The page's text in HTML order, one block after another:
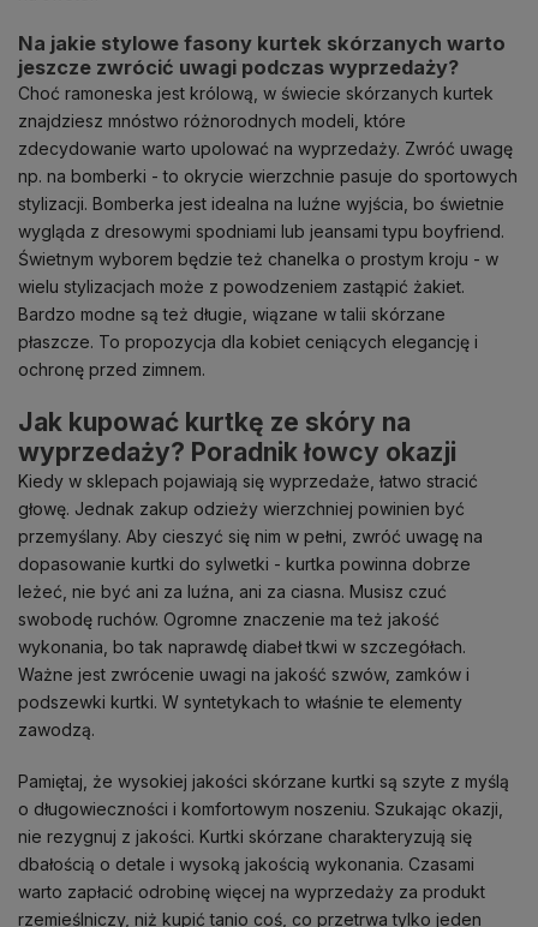
Na jakie stylowe fasony kurtek skórzanych warto
jeszcze zwrócić uwagi podczas wyprzedaży?
Choć ramoneska jest królową, w świecie skórzanych kurtek
znajdziesz mnóstwo różnorodnych modeli, które
zdecydowanie warto upolować na wyprzedaży. Zwróć uwagę
np. na bomberki - to okrycie wierzchnie pasuje do sportowych
stylizacji. Bomberka jest idealna na luźne wyjścia, bo świetnie
wygląda z dresowymi spodniami lub jeansami typu boyfriend.
Świetnym wyborem będzie też chanelka o prostym kroju - w
wielu stylizacjach może z powodzeniem zastąpić żakiet.
Bardzo modne są też długie, wiązane w talii skórzane
płaszcze. To propozycja dla kobiet ceniących elegancję i
ochronę przed zimnem.
Jak kupować kurtkę ze skóry na
wyprzedaży? Poradnik łowcy okazji
Kiedy w sklepach pojawiają się wyprzedaże, łatwo stracić
głowę. Jednak zakup odzieży wierzchniej powinien być
przemyślany. Aby cieszyć się nim w pełni, zwróć uwagę na
dopasowanie kurtki do sylwetki - kurtka powinna dobrze
leżeć, nie być ani za luźna, ani za ciasna. Musisz czuć
swobodę ruchów. Ogromne znaczenie ma też jakość
wykonania, bo tak naprawdę diabeł tkwi w szczegółach.
Ważne jest zwrócenie uwagi na jakość szwów, zamków i
podszewki kurtki. W syntetykach to właśnie te elementy
zawodzą.
Pamiętaj, że wysokiej jakości skórzane kurtki są szyte z myślą
o długowieczności i komfortowym noszeniu. Szukając okazji,
nie rezygnuj z jakości. Kurtki skórzane charakteryzują się
dbałością o detale i wysoką jakością wykonania. Czasami
warto zapłacić odrobinę więcej na wyprzedaży za produkt
rzemieślniczy, niż kupić tanio coś, co przetrwa tylko jeden